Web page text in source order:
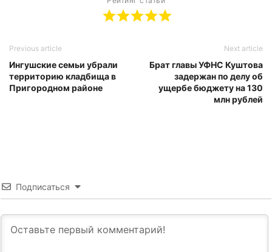
Previous article
Ингушские семьи убрали
территорию кладбища в
Пригородном районе
Next article
Брат главы УФНС Куштова
задержан по делу об
ущербе бюджету на 130
млн рублей
Подписаться